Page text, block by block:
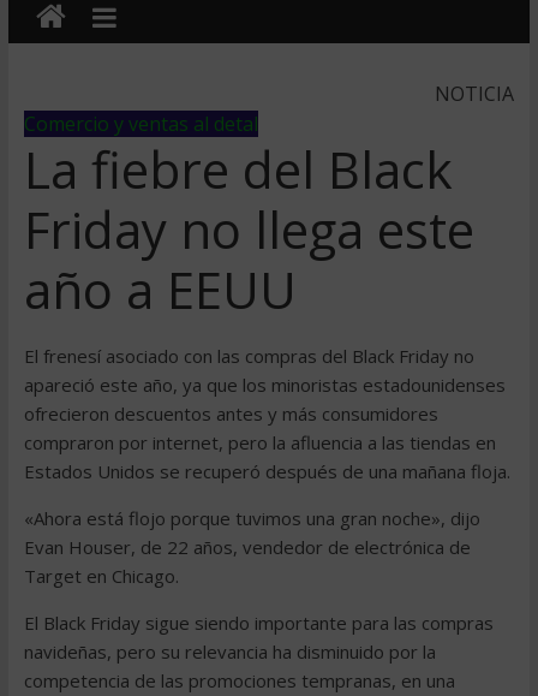
NOTICIA
Comercio y ventas al detal
La fiebre del Black
Friday no llega este
año a EEUU
El frenesí asociado con las compras del Black Friday no
apareció este año, ya que los minoristas estadounidenses
ofrecieron descuentos antes y más consumidores
compraron por internet, pero la afluencia a las tiendas en
Estados Unidos se recuperó después de una mañana floja.
«Ahora está flojo porque tuvimos una gran noche», dijo
Evan Houser, de 22 años, vendedor de electrónica de
Target en Chicago.
El Black Friday sigue siendo importante para las compras
navideñas, pero su relevancia ha disminuido por la
competencia de las promociones tempranas, en una